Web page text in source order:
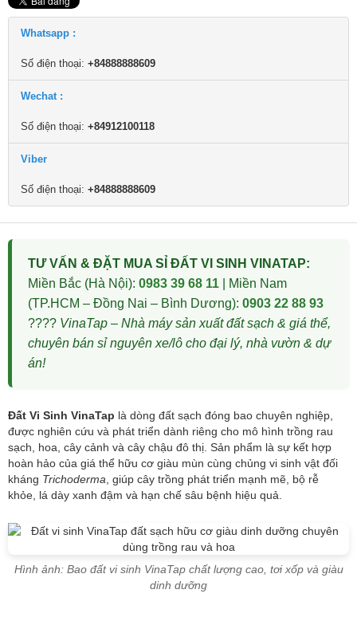
Whatsapp :
Số điện thoại: +84888888609
Wechat :
Số điện thoại: +84912100118
Viber
Số điện thoại: +84888888609
TƯ VẤN & ĐẶT MUA SỈ ĐẤT VI SINH VINATAP:
Miền Bắc (Hà Nội): 0983 39 68 11 | Miền Nam
(TP.HCM – Đồng Nai – Bình Dương): 0903 22 88 93
???? VinaTap – Nhà máy sản xuất đất sạch & giá thể,
chuyên bán sỉ nguyên xe/lô cho đại lý, nhà vườn & dự
án!
Đất Vi Sinh VinaTap là dòng đất sạch đóng bao chuyên nghiệp,
được nghiên cứu và phát triển dành riêng cho mô hình trồng rau
sạch, hoa, cây cảnh và cây chậu đô thị. Sản phẩm là sự kết hợp
hoàn hảo của giá thể hữu cơ giàu mùn cùng chủng vi sinh vật đối
kháng Trichoderma , giúp cây trồng phát triển mạnh mẽ, bộ rễ
khỏe, lá dày xanh đậm và hạn chế sâu bệnh hiệu quả.
Hình ảnh: Bao đất vi sinh VinaTap chất lượng cao, tơi xốp và giàu
dinh dưỡng